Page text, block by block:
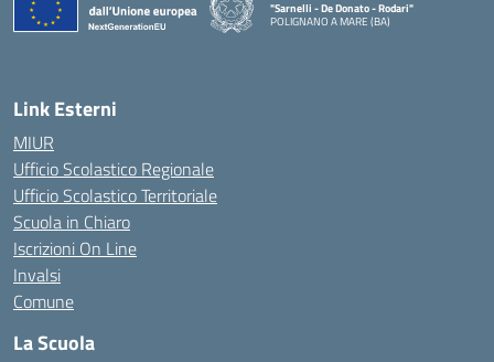
"Sarnelli - De Donato - Rodari"
POLIGNANO A MARE (BA)
Link Esterni
MIUR
Ufficio Scolastico Regionale
Ufficio Scolastico Territoriale
Scuola in Chiaro
Iscrizioni On Line
Invalsi
Comune
La Scuola